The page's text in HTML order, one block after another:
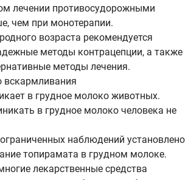
лечении противосудорожными
чем при монотерапии.
возраста рекомендуется
методы контрацепции, а также
методы лечения.
вскармливания
в грудное молоко животных.
в грудное молоко человека не
наблюдений установлено
топирамата в грудном молоке.
лекарственные средства